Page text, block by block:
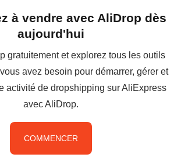
à vendre avec AliDrop dès
aujourd'hui
gratuitement et explorez tous les outils
avez besoin pour démarrer, gérer et
activité de dropshipping sur AliExpress
avec AliDrop.
COMMENCER